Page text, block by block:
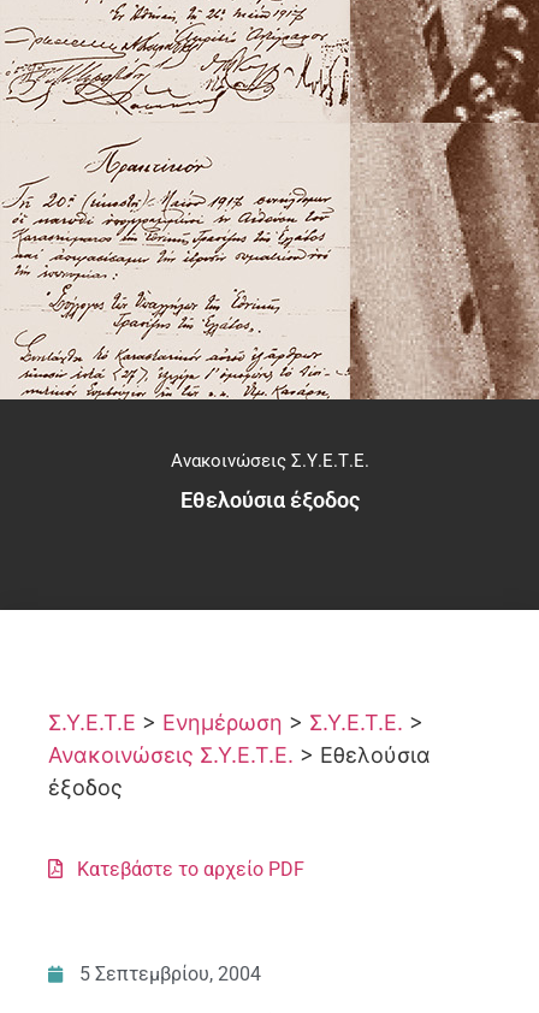
Ανακοινώσεις Σ.Υ.Ε.Τ.Ε.
Εθελούσια έξοδος
Σ.Υ.Ε.Τ.Ε > Ενημέρωση > Σ.Υ.Ε.Τ.Ε. >
Ανακοινώσεις Σ.Υ.Ε.Τ.Ε. > Εθελούσια
έξοδος
Κατεβάστε το αρχείο PDF
5 Σεπτεμβρίου, 2004